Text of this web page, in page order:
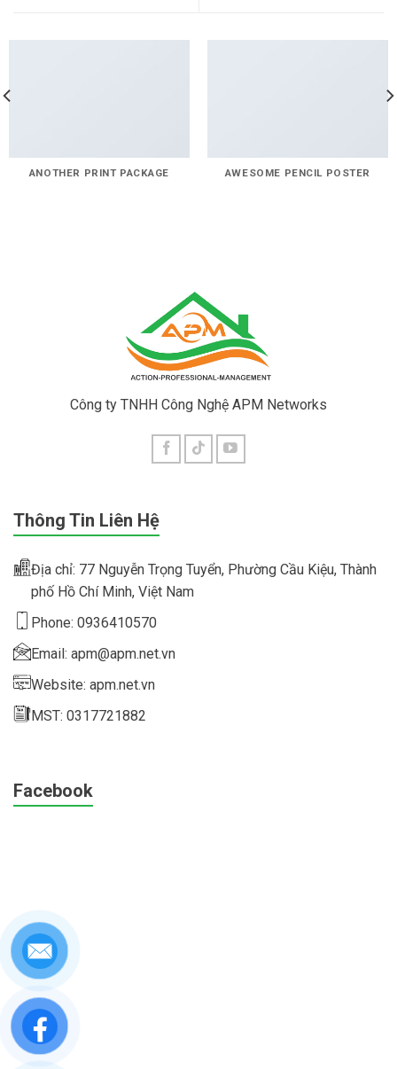
ANOTHER PRINT PACKAGE AWESOME PENCIL POSTER
Công ty TNHH Công Nghệ APM Networks
Thông Tin Liên Hệ
Địa chỉ: 77 Nguyễn Trọng Tuyển, Phường Cầu Kiệu, Thành
phố Hồ Chí Minh, Việt Nam
Phone: 0936410570
Email: apm@apm.net.vn
Website: apm.net.vn
MST: 0317721882
Facebook